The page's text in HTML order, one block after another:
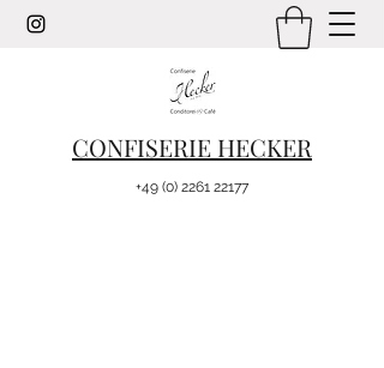
CONFISERIE HECKER
+49 (0) 2261 22177